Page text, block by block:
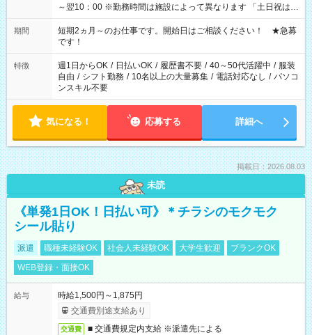
～翌10：00 ※勤務時間は施設によって異なります 「土日祝は休
みたい」 「しっかり稼ぎたい」 「もう少し遅い時間から始めた
い」など ご希望にあったお仕事をご案内いたします。 ※未経験
の方の場合は1～2ヶ月間は日中での仕事を経験いただき、 お
仕事に慣れてからの夜勤になります。 ★家庭の都合でお休みが
必要な場合も遠慮なくご相談ください。
期間
短期2ヵ月～のお仕事です。開始日はご相談ください！ ★急募
です！
特徴 週1日からOK / 日払いOK / 履歴書不要 / 40～50代活躍中 / 服装
自由 / シフト勤務 / 10名以上の大量募集 / 電話対応なし / パソコ
ンスキル不要
気になる！ 応募する 詳細へ
掲載日：2026.08.03
未読
《単発1日OK！日払い可》＊チラシのモクモク
シール貼り
派遣 職種未経験OK 社会人未経験OK 大学生歓迎
ブランクOK
WEB登録・面接OK
給与
時給1,500円～1,875円
交通費別途支給あり
交通費 ■ 交通費規定内支給 ※派遣先による